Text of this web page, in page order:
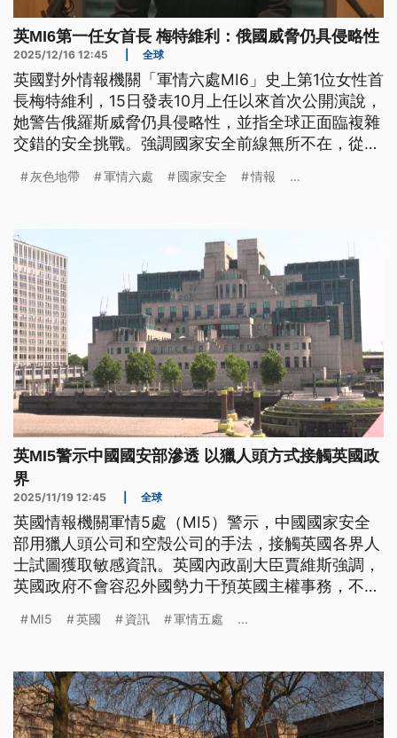
英MI6第一任女首長 梅特維利：俄國威脅仍具侵略性
2025/12/16 12:45 全球
英國對外情報機關「軍情六處MI6」史上第1位女性首
長梅特維利，15日發表10月上任以來首次公開演說，
她警告俄羅斯威脅仍具侵略性，並指全球正面臨複雜
交錯的安全挑戰。強調國家安全前線無所不在，從個
灰色地帶 軍情六處 國家安全 情報 ...
英MI5警示中國國安部滲透 以獵人頭方式接觸英國政
界
2025/11/19 12:45 全球
英國情報機關軍情5處（MI5）警示，中國國家安全
部用獵人頭公司和空殼公司的手法，接觸英國各界人
士試圖獲取敏感資訊。英國內政副大臣賈維斯強調，
英國政府不會容忍外國勢力干預英國主權事務，不過
MI5 英國 資訊 軍情五處 ...